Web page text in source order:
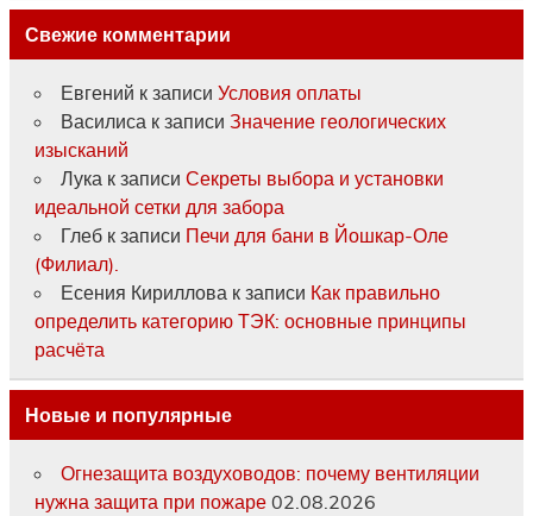
Свежие комментарии
Евгений к записи Условия оплаты
Василиса к записи Значение геологических
изысканий
Лука к записи Секреты выбора и установки
идеальной сетки для забора
Глебк записи Печи для бани в Йошкар-Оле
(Филиал).
Есения Кириллова к записи Как правильно
определить категорию ТЭК: основные принципы
расчёта
Новые и популярные
Огнезащита воздуховодов: почему вентиляции
нужна защита при пожаре 02.08.2026